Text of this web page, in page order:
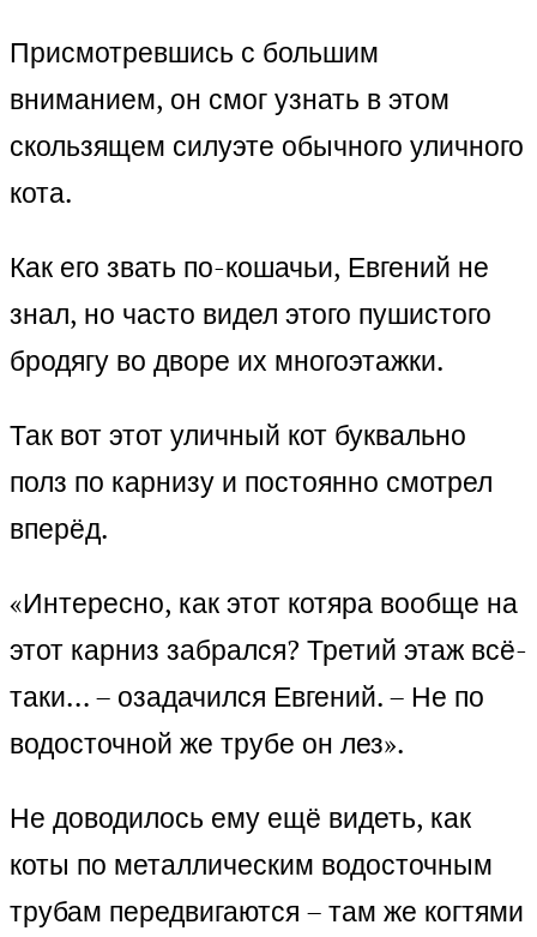
Присмотревшись с большим
вниманием, он смог узнать в этом
скользящем силуэте обычного уличного
кота.
Как его звать по-кошачьи, Евгений не
знал, но часто видел этого пушистого
бродягу во дворе их многоэтажки.
Так вот этот уличный кот буквально
полз по карнизу и постоянно смотрел
вперёд.
«Интересно, как этот котяра вообще на
этот карниз забрался? Третий этаж всё-
таки… – озадачился Евгений. – Не по
водосточной же трубе он лез».
Не доводилось ему ещё видеть, как
коты по металлическим водосточным
трубам передвигаются – там же когтями